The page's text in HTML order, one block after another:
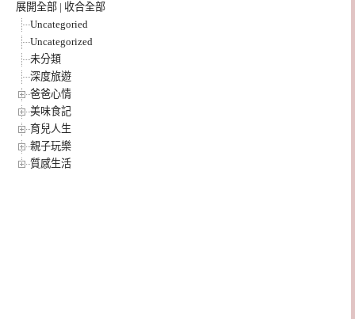
展開全部 | 收合全部
Uncategoried
Uncategorized
未分類
深度旅遊
爸爸心情
美味食記
育兒人生
親子玩樂
質感生活